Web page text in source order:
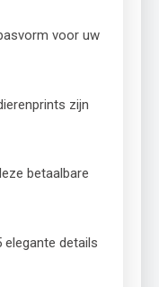
voor uw
zijn
betaalbare
elegante details